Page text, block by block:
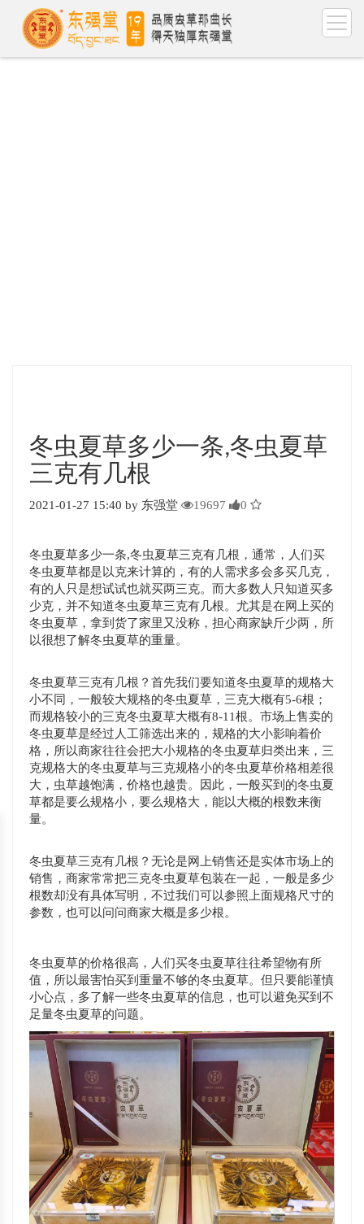
冬虫夏草多少一条,冬虫夏草
三克有几根
2021-01-27 15:40 by 东强堂 19697 0
冬虫夏草多少一条,冬虫夏草三克有几根，通常，人们买
冬虫夏草都是以克来计算的，有的人需求多会多买几克，
有的人只是想试试也就买两三克。而大多数人只知道买多
少克，并不知道冬虫夏草三克有几根。尤其是在网上买的
冬虫夏草，拿到货了家里又没称，担心商家缺斤少两，所
以很想了解冬虫夏草的重量。
冬虫夏草三克有几根？首先我们要知道冬虫夏草的规格大
小不同，一般较大规格的冬虫夏草，三克大概有5-6根；
而规格较小的三克冬虫夏草大概有8-11根。市场上售卖的
冬虫夏草是经过人工筛选出来的，规格的大小影响着价
格，所以商家往往会把大小规格的冬虫夏草归类出来，三
克规格大的冬虫夏草与三克规格小的冬虫夏草价格相差很
大，虫草越饱满，价格也越贵。因此，一般买到的冬虫夏
草都是要么规格小，要么规格大，能以大概的根数来衡
量。
冬虫夏草三克有几根？无论是网上销售还是实体市场上的
销售，商家常常把三克冬虫夏草包装在一起，一般是多少
根数却没有具体写明，不过我们可以参照上面规格尺寸的
参数，也可以问问商家大概是多少根。
冬虫夏草的价格很高，人们买冬虫夏草往往希望物有所
值，所以最害怕买到重量不够的冬虫夏草。但只要能谨慎
小心点，多了解一些冬虫夏草的信息，也可以避免买到不
足量冬虫夏草的问题。